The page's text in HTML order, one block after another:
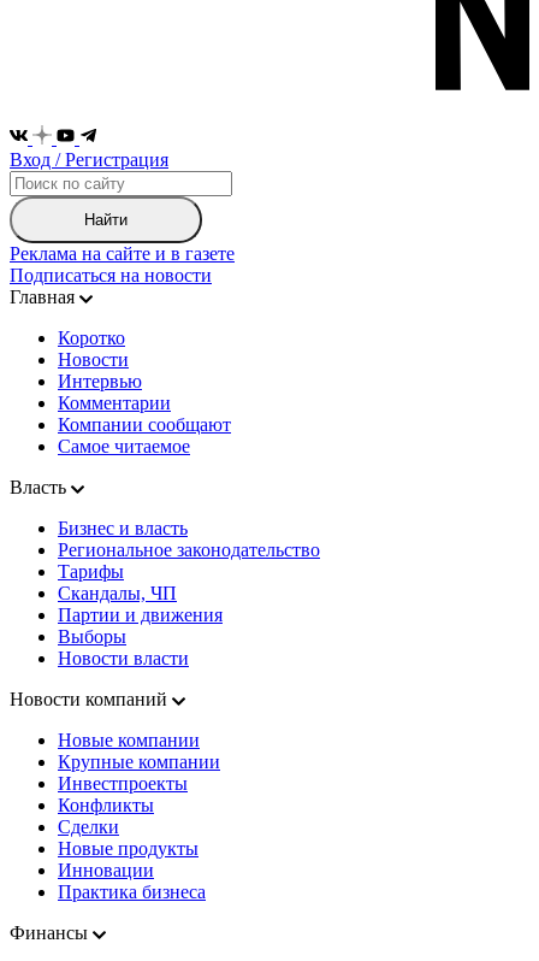
Вход / Регистрация
Найти
Реклама на сайте и в газете
Подписаться на новости
Главная
Коротко
Новости
Интервью
Комментарии
Компании сообщают
Самое читаемое
Власть
Бизнес и власть
Региональное законодательство
Тарифы
Скандалы, ЧП
Партии и движения
Выборы
Новости власти
Новости компаний
Новые компании
Крупные компании
Инвестпроекты
Конфликты
Сделки
Новые продукты
Инновации
Практика бизнеса
Финансы